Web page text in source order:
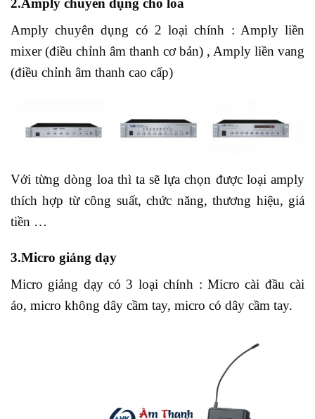
2.Amply chuyên dụng cho loa
Amply chuyên dụng có 2 loại chính : Amply liền
mixer (điều chỉnh âm thanh cơ bản) , Amply liền vang
(điều chỉnh âm thanh cao cấp)
Với từng dòng loa thì ta sẽ lựa chọn được loại amply
thích hợp từ công suất, chức năng, thương hiệu, giá
tiền …
3.Micro giảng dạy
Micro giảng dạy có 3 loại chính : Micro cài đầu cài
áo, micro không dây cầm tay, micro có dây cầm tay.